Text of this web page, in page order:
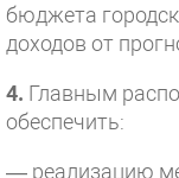
бюджета
доходов от
4. Главным
обеспечить:
— реализацию